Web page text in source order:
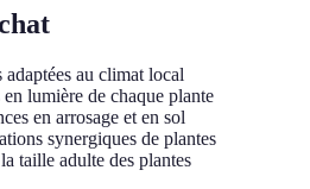
au climat local
lumière de chaque plante
en arrosage et en sol
synergiques de plantes
taille adulte des plantes